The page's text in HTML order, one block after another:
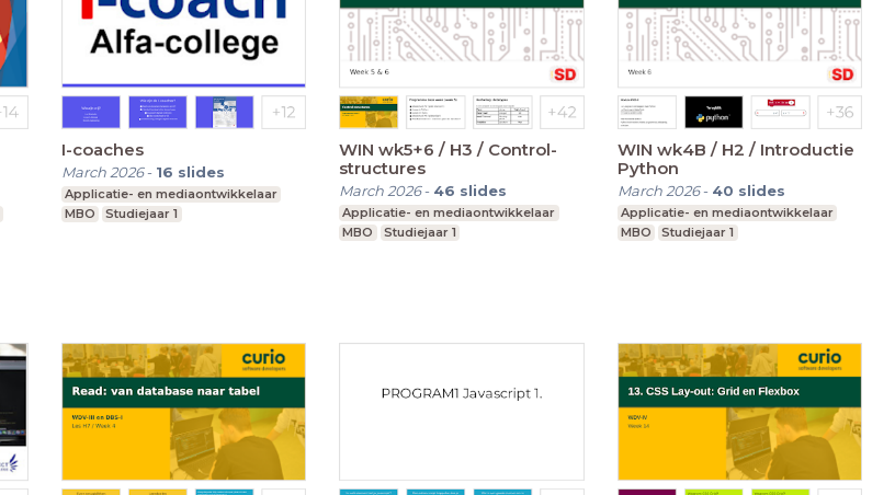
I-coaches
March 2026- 16 slides
Applicatie- en mediaontwikkelaar
MBO
Studiejaar 1
WIN wk5+6 / H3 / Control-
structures
March 2026- 46 slides
Applicatie- en mediaontwikkelaar
MBO
Studiejaar 1
WIN wk4B / H2 / Introductie
Python
March 2026- 40 slides
Applicatie- en mediaontwikkelaar
MBO
Studiejaar 1